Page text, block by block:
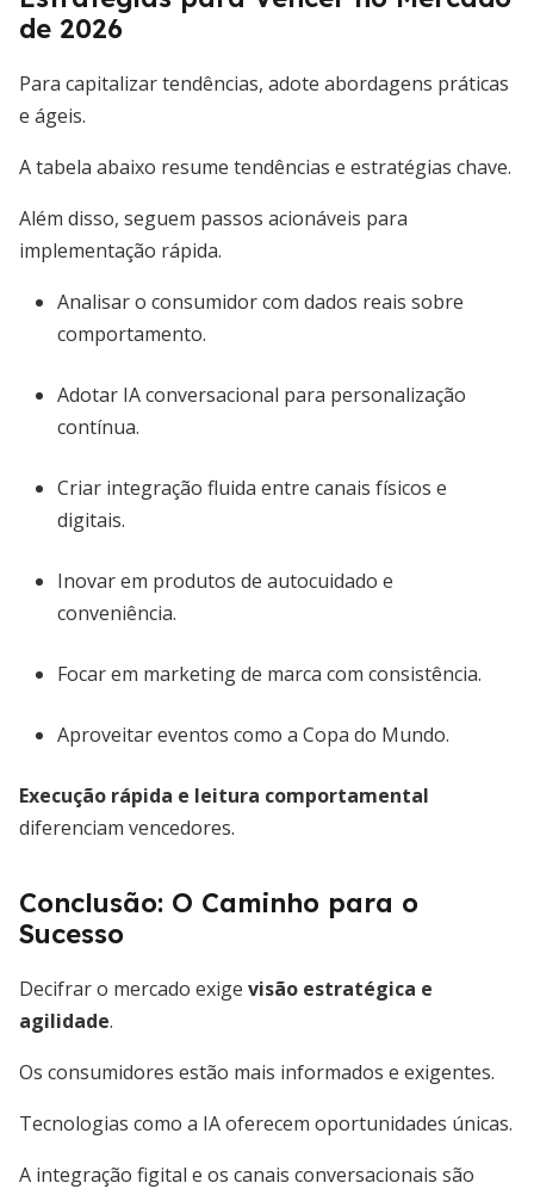
de 2026
Para capitalizar tendências, adote abordagens práticas
e ágeis.
A tabela abaixo resume tendências e estratégias chave.
Além disso, seguem passos acionáveis para
implementação rápida.
Analisar o consumidor com dados reais sobre
comportamento.
Adotar IA conversacional para personalização
contínua.
Criar integração fluida entre canais físicos e
digitais.
Inovar em produtos de autocuidado e
conveniência.
Focar em marketing de marca com consistência.
Aproveitar eventos como a Copa do Mundo.
Execução rápida e leitura comportamental
diferenciam vencedores.
Conclusão: O Caminho para o
Sucesso
Decifrar o mercado exige visão estratégica e
agilidade.
Os consumidores estão mais informados e exigentes.
Tecnologias como a IA oferecem oportunidades únicas.
A integração figital e os canais conversacionais são